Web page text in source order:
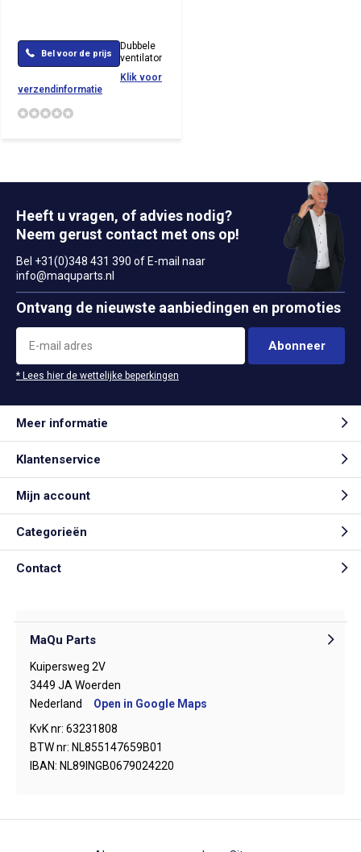
Bel voor de prijs
Dubbele
ventilator
Klik voor
verzendinformatie
Heeft u vragen, of advies nodig?
Neem gerust contact met ons op!
Bel +31(0)348 431 390 of E-mail naar
info@maquparts.nl
Ontvang de nieuwste aanbiedingen en promoties
Abonneer
* Lees hier de wettelijke beperkingen
Meer informatie
Klantenservice
Mijn account
Categorieën
Contact
MaQu Parts
Kuipersweg 2V
3449 JA Woerden
Nederland
Open in Google Maps
KvK nr: 63231808
BTW nr: NL855147659B01
IBAN: NL89INGB0679024220